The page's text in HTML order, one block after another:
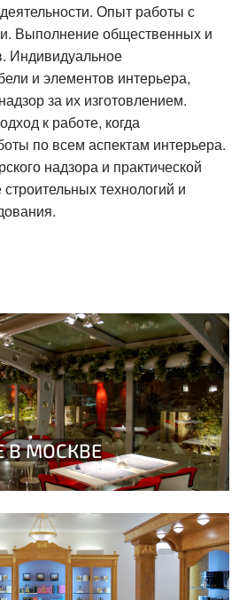
Опыт работы с
Выполнение общественных и
Индивидуальное
и элементов интерьера,
за их изготовлением.
к работе, когда
по всем аспектам интерьера.
надзора и практической
технологий и